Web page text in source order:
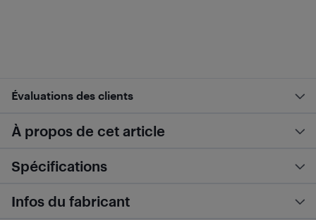
Évaluations des clients
À propos de cet article
Spécifications
Infos du fabricant